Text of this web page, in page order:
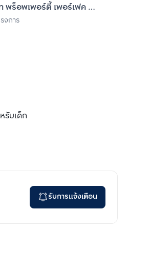
พร็อพเพอร์ตี้ เพอร์เฟค
มหาชน)
งการ
รับเด็ก
รับการแจ้งเตือน